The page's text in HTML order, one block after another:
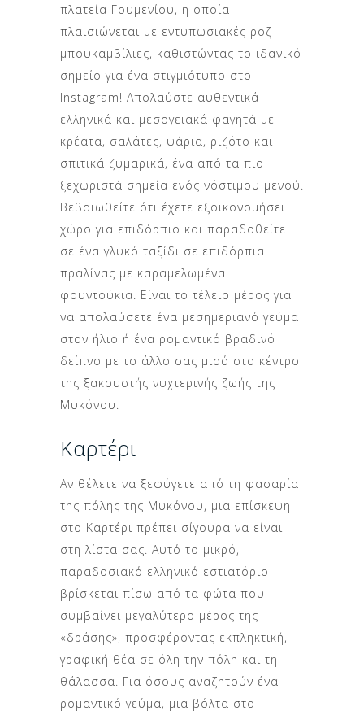
πλατεία Γουμενίου, η οποία
πλαισιώνεται με εντυπωσιακές ροζ
μπουκαμβίλιες, καθιστώντας το ιδανικό
σημείο για ένα στιγμιότυπο στο
Instagram! Απολαύστε αυθεντικά
ελληνικά και μεσογειακά φαγητά με
κρέατα, σαλάτες, ψάρια, ριζότο και
σπιτικά ζυμαρικά, ένα από τα πιο
ξεχωριστά σημεία ενός νόστιμου μενού.
Βεβαιωθείτε ότι έχετε εξοικονομήσει
χώρο για επιδόρπιο και παραδοθείτε
σε ένα γλυκό ταξίδι σε επιδόρπια
πραλίνας με καραμελωμένα
φουντούκια. Είναι το τέλειο μέρος για
να απολαύσετε ένα μεσημεριανό γεύμα
στον ήλιο ή ένα ρομαντικό βραδινό
δείπνο με το άλλο σας μισό στο κέντρο
της ξακουστής νυχτερινής ζωής της
Μυκόνου.
Καρτέρι
Αν θέλετε να ξεφύγετε από τη φασαρία
της πόλης της Μυκόνου, μια επίσκεψη
στο Καρτέρι πρέπει σίγουρα να είναι
στη λίστα σας. Αυτό το μικρό,
παραδοσιακό ελληνικό εστιατόριο
βρίσκεται πίσω από τα φώτα που
συμβαίνει μεγαλύτερο μέρος της
«δράσης», προσφέροντας εκπληκτική,
γραφική θέα σε όλη την πόλη και τη
θάλασσα. Για όσους αναζητούν ένα
ρομαντικό γεύμα, μια βόλτα στο